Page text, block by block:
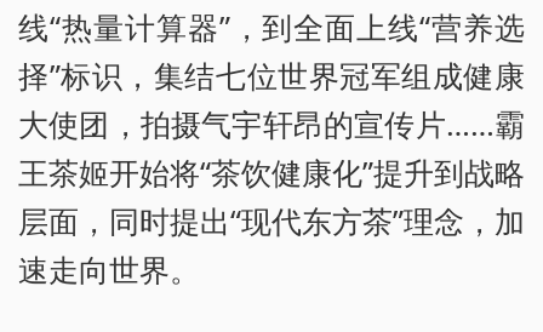
线“热量计算器”，到全面上线“营养选
择”标识，集结七位世界冠军组成健康
大使团，拍摄气宇轩昂的宣传片……霸
王茶姬开始将“茶饮健康化”提升到战略
层面，同时提出“现代东方茶”理念，加
速走向世界。